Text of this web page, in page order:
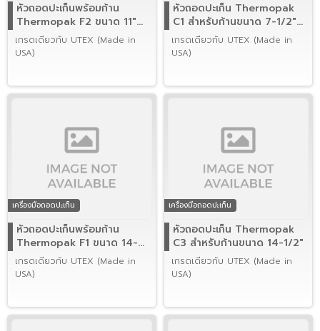
หัวถอดปะเก็นพร้อมก้าน
Thermopak F2 ขนาด 11"
(USA)
เกรดเดียวกับ UTEX (Made in
USA)
หัวถอดปะเก็น Thermopak
C1 สำหรับก้านขนาด 7-1/2"
(USA)
เกรดเดียวกับ UTEX (Made in
USA)
เครื่องมือถอดปะเก็น
หัวถอดปะเก็นพร้อมก้าน
Thermopak F1 ขนาด 14-
1/2" (USA)
เกรดเดียวกับ UTEX (Made in
USA)
เครื่องมือถอดปะเก็น
หัวถอดปะเก็น Thermopak
C3 สำหรับก้านขนาด 14-1/2"
เกรดเดียวกับ UTEX (Made in
USA)